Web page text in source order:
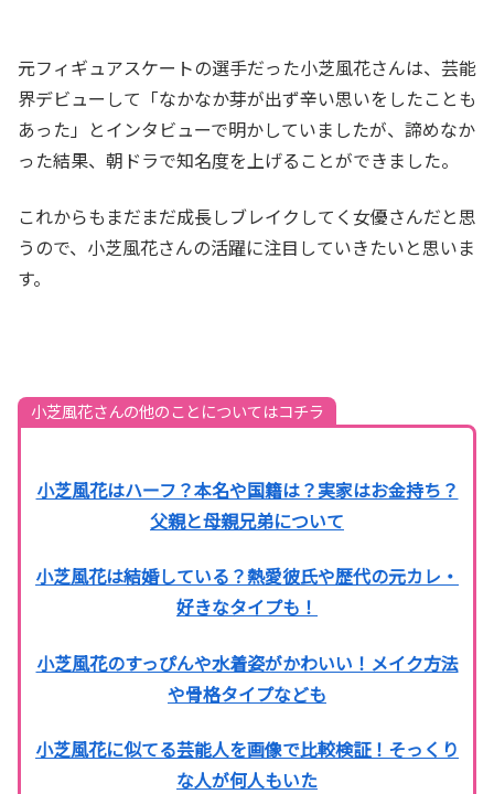
元フィギュアスケートの選手だった小芝風花さんは、芸能
界デビューして「なかなか芽が出ず辛い思いをしたことも
あった」とインタビューで明かしていましたが、諦めなか
った結果、朝ドラで知名度を上げることができました。
これからもまだまだ成長しブレイクしてく女優さんだと思
うので、小芝風花さんの活躍に注目していきたいと思いま
す。
小芝風花さんの他のことについてはコチラ
小芝風花はハーフ？本名や国籍は？実家はお金持ち？
父親と母親兄弟について
小芝風花は結婚している？熱愛彼氏や歴代の元カレ・
好きなタイプも！
小芝風花のすっぴんや水着姿がかわいい！メイク方法
や骨格タイプなども
小芝風花に似てる芸能人を画像で比較検証！そっくり
な人が何人もいた